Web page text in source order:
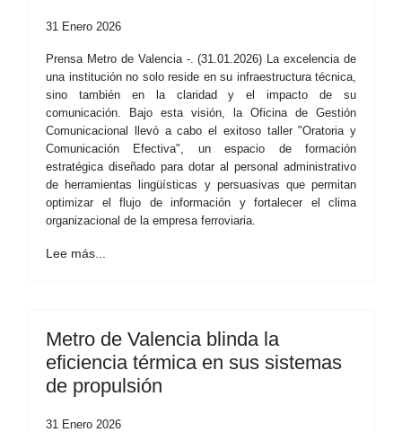
31 Enero 2026
Prensa Metro de Valencia -. (31.01.2026) La excelencia de
una institución no solo reside en su infraestructura técnica,
sino también en la claridad y el impacto de su
comunicación. Bajo esta visión, la Oficina de Gestión
Comunicacional llevó a cabo el exitoso taller "Oratoria y
Comunicación Efectiva", un espacio de formación
estratégica diseñado para dotar al personal administrativo
de herramientas lingüísticas y persuasivas que permitan
optimizar el flujo de información y fortalecer el clima
organizacional de la empresa ferroviaria.
Lee más...
Metro de Valencia blinda la
eficiencia térmica en sus sistemas
de propulsión
31 Enero 2026